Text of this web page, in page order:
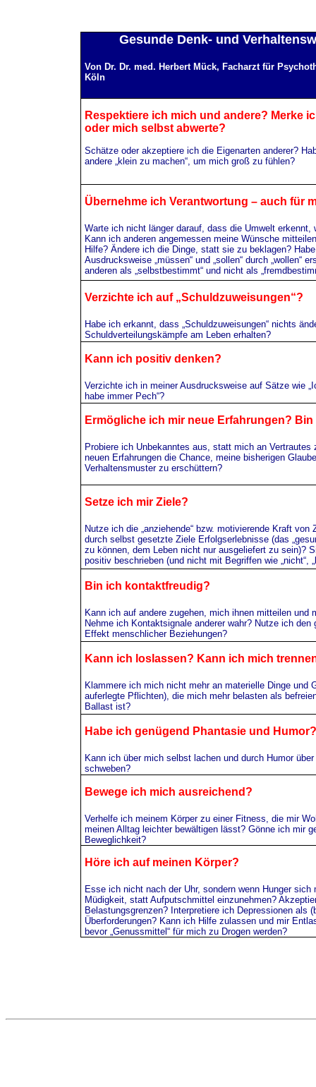
Gesunde Denk- und
Von Dr. Dr. med. Herbert Mück, Facharzt für
Köln
Respektiere ich mich und andere? Merke
oder mich selbst abwerte?
Schätze oder akzeptiere ich die Eigenarten anderer?
andere „klein zu machen“, um mich groß zu fühlen?
Übernehme ich Verantwortung – auch für
Warte ich nicht länger darauf, dass die Umwelt erkennt,
Kann ich anderen angemessen meine Wünsche
Hilfe? Ändere ich die Dinge, statt sie zu beklagen?
Ausdrucksweise „müssen“ und „sollen“ durch „wollen“
anderen als „selbstbestimmt“ und nicht als
Verzichte ich auf „Schuldzuweisungen“?
Habe ich erkannt, dass „Schuldzuweisungen“ nichts
Schuldverteilungskämpfe am Leben erhalten?
Kann ich positiv denken?
Verzichte ich in meiner Ausdrucksweise auf Sätze wie
habe immer Pech“?
Ermögliche ich mir neue Erfahrungen?
Probiere ich Unbekanntes aus, statt mich an Vertrautes
neuen Erfahrungen die Chance, meine bisherigen
Verhaltensmuster zu erschüttern?
Setze ich mir Ziele?
Nutze ich die „anziehende“ bzw. motivierende Kraft von
durch selbst gesetzte Ziele Erfolgserlebnisse (das
zu können, dem Leben nicht nur ausgeliefert zu sein)?
positiv beschrieben (und nicht mit Begriffen wie „nicht“,
Bin ich kontaktfreudig?
Kann ich auf andere zugehen, mich ihnen mitteilen und
Nehme ich Kontaktsignale anderer wahr? Nutze ich den
Effekt menschlicher Beziehungen?
Kann ich loslassen? Kann ich mich
Klammere ich mich nicht mehr an materielle Dinge und
auferlegte Pflichten), die mich mehr belasten als
Ballast ist?
Habe ich genügend Phantasie und Humor?
Kann ich über mich selbst lachen und durch Humor über
schweben?
Bewege ich mich ausreichend?
Verhelfe ich meinem Körper zu einer Fitness, die mir
meinen Alltag leichter bewältigen lässt? Gönne ich mir
Beweglichkeit?
Höre ich auf meinen Körper?
Esse ich nicht nach der Uhr, sondern wenn Hunger sich
Müdigkeit, statt Aufputschmittel einzunehmen?
Belastungsgrenzen? Interpretiere ich Depressionen als
Überforderungen? Kann ich Hilfe zulassen und mir
bevor „Genussmittel“ für mich zu Drogen werden?